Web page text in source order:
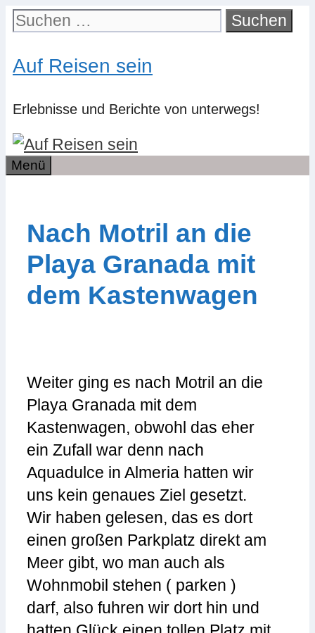
Zum
Inhalt
springen
Suchen
Auf Reisen sein
Erlebnisse und Berichte von unterwegs!
Menü
Nach Motril an die
Playa Granada mit
dem Kastenwagen
Weiter ging es nach Motril an die
Playa Granada mit dem
Kastenwagen, obwohl das eher
ein Zufall war denn nach
Aquadulce in Almeria hatten wir
uns kein genaues Ziel gesetzt.
Wir haben gelesen, das es dort
einen großen Parkplatz direkt am
Meer gibt, wo man auch als
Wohnmobil stehen ( parken )
darf, also fuhren wir dort hin und